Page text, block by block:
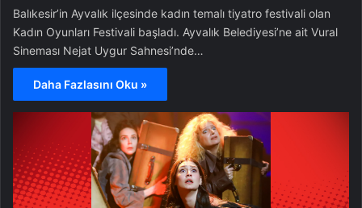
Balıkesir’in Ayvalık ilçesinde kadın temalı tiyatro festivali olan
Kadın Oyunları Festivali başladı. Ayvalık Belediyesi’ne ait Vural
Sineması Nejat Uygur Sahnesi’nde…
Daha Fazlasını Oku »